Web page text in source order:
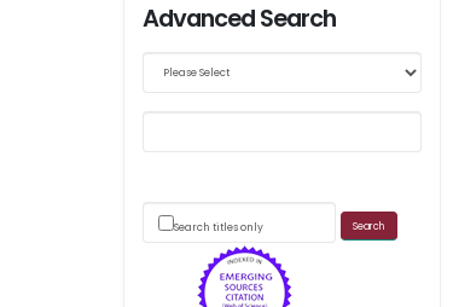
Web sitemizde yapılan güncellemeler nedeniyle
Advanced Search
Search titles only